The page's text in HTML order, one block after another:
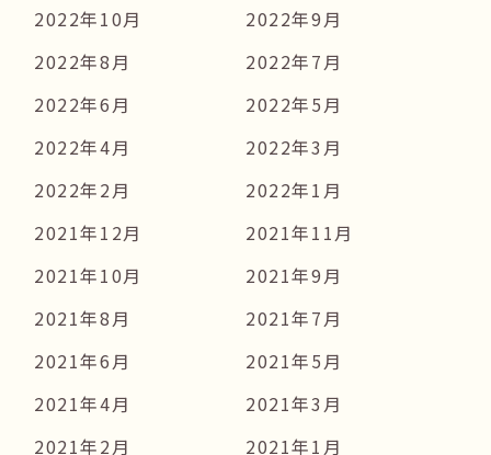
2022年10月
2022年9月
2022年8月
2022年7月
2022年6月
2022年5月
2022年4月
2022年3月
2022年2月
2022年1月
2021年12月
2021年11月
2021年10月
2021年9月
2021年8月
2021年7月
2021年6月
2021年5月
2021年4月
2021年3月
2021年2月
2021年1月